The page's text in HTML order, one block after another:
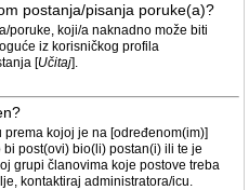
postanja/pisanja poruke(a)?
poruke, koji/a naknadno može biti
iz korisničkog profila
[Učitaj].
kojoj je na [određenom(im)]
post(ovi) bio(li) postan(i) ili te je
grupi članovima koje postove treba
kontaktiraj administratora/icu.